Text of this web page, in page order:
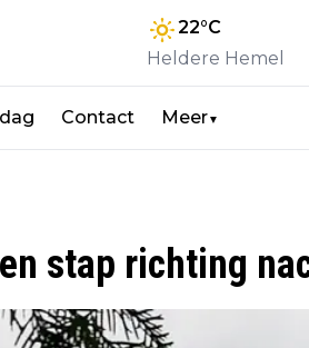
22°C
Heldere Hemel
Contact Meer▼
stap richting